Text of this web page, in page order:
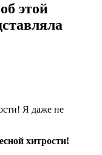
этой
хитрости!